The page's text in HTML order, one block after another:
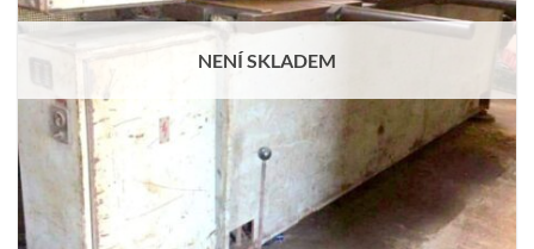
NENÍ SKLADEM